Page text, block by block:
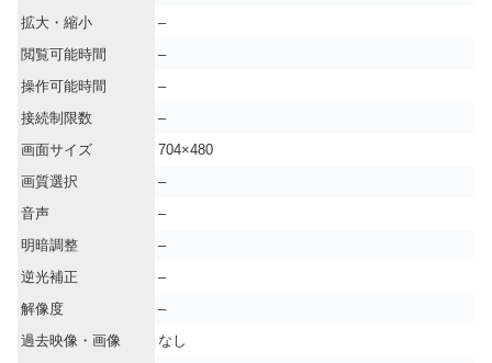
拡大・縮小
–
閲覧可能時間
–
操作可能時間
–
接続制限数
–
画面サイズ
704×480
画質選択
–
音声
–
明暗調整
–
逆光補正
–
解像度
–
過去映像・画像
なし